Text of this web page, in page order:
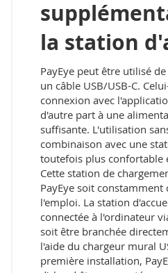
la station
PayEye peut être utilisé
un câble USB/USB-C.
connexion avec
d'autre part à une
suffisante. L'utilisation
combinaison avec une
toutefois plus confortable
Cette station de
PayEye soit constamment
l'emploi. La station
connectée à l'ordinateur
soit être branchée
l'aide du chargeur mural
première installation,